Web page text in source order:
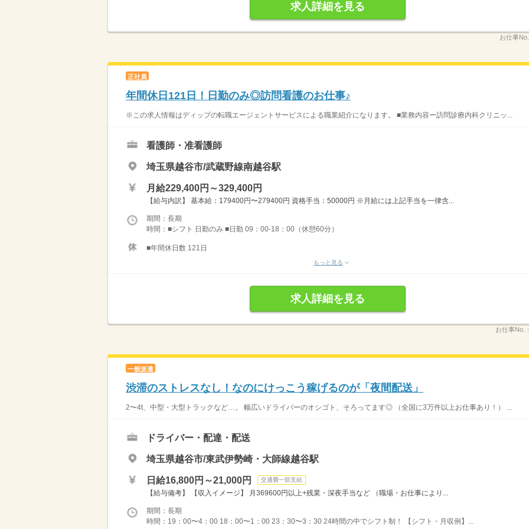
求人詳細を見る
お仕事No.
正社員
年間休日121日！日勤のみ◎訪問看護のお仕事♪
※この求人情報はディップの転職エージェントサービスによる職業紹介になります。 ■業務内容ー訪問診療内科クリニッ...
看護師・准看護師
埼玉県越谷市/武蔵野線南越谷駅
月給229,400円～329,400円
【給与内訳】 基本給：179400円〜279400円 資格手当：50000円 ※月給には上記手当を一律含...
期間：長期
時間：■シフト 日勤のみ ■日勤 09：00-18：00（休憩60分）
■年間休日数 121日
もっと見る
求人詳細を見る
お仕事No.：
一般派遣
渋滞のストレスなし！なのにけっこう稼げるのが「夜間配送」
2〜4t、中型・大型トラックなど…。 幅広いドライバーのオシゴト、そろってます◎ （全国に3万件以上お仕事あり！） ...
ドライバー・配達・配送
埼玉県越谷市/東武伊勢崎・大師線越谷駅
日給16,800円～21,000円 交通費一部支給
【給与備考】 【収入イメージ】 月369600円以上+残業・深夜手当など （職場・お仕事により...
期間：長期
時間：19：00〜4：00 18：00〜1：00 23：30〜3：30 24時間の中でシフト制！ 【シフト・月収例】...